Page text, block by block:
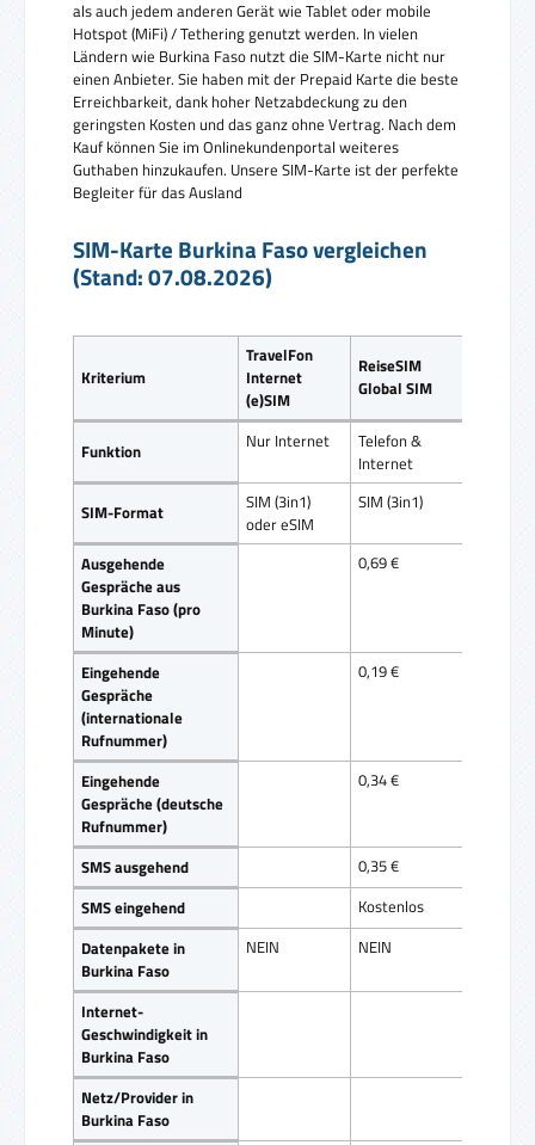
als auch jedem anderen Gerät wie Tablet oder mobile
Hotspot (MiFi) / Tethering genutzt werden. In vielen
Ländern wie Burkina Faso nutzt die SIM-Karte nicht nur
einen Anbieter. Sie haben mit der Prepaid Karte die beste
Erreichbarkeit, dank hoher Netzabdeckung zu den
geringsten Kosten und das ganz ohne Vertrag. Nach dem
Kauf können Sie im Onlinekundenportal weiteres
Guthaben hinzukaufen. Unsere SIM-Karte ist der perfekte
Begleiter für das Ausland
SIM-Karte Burkina Faso vergleichen
(Stand: 07.08.2026)
Kriterium
TravelFon
Internet
(e)SIM
ReiseSIM
Global SIM
Funktion Nur Internet
Telefon &
Internet
SIM-Format
SIM (3in1)
oder eSIM
SIM (3in1)
Ausgehende
Gespräche aus
Burkina Faso (pro
Minute)
0,69 €
Eingehende
Gespräche
(internationale
Rufnummer)
0,19 €
Eingehende
Gespräche (deutsche
Rufnummer)
0,34 €
SMS ausgehend
0,35 €
SMS eingehend
Kostenlos
Datenpakete in
Burkina Faso
NEIN NEIN
Internet-
Geschwindigkeit in
Burkina Faso
Netz/Provider in
Burkina Faso